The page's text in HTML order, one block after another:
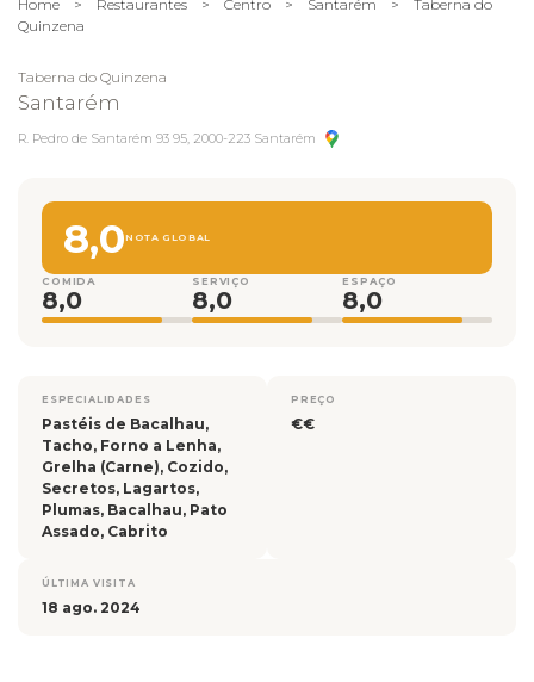
Home > Restaurantes > Centro > Santarém > Taberna do
Quinzena
Taberna do Quinzena
Santarém
R. Pedro de Santarém 93 95, 2000-223 Santarém
8,0NOTA GLOBAL
COMIDA
8,0
SERVIÇO
8,0
ESPAÇO
8,0
ESPECIALIDADES
Pastéis de Bacalhau,
Tacho, Forno a Lenha,
Grelha (Carne), Cozido,
Secretos, Lagartos,
Plumas, Bacalhau, Pato
Assado, Cabrito
PREÇO
€€
ÚLTIMA VISITA
18 ago. 2024